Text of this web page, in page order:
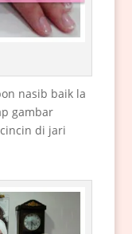
nasib baik la
gambar
di jari